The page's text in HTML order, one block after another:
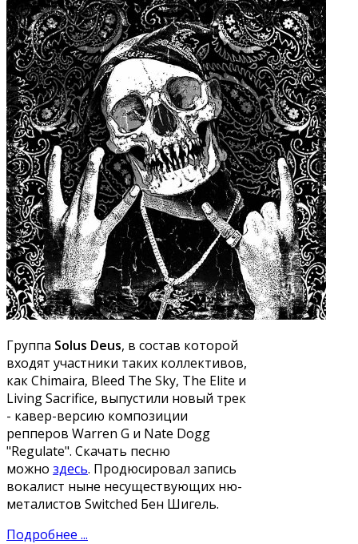
Группа Solus Deus, в состав которой
входят участники таких коллективов,
как Chimaira, Bleed The Sky, The Elite и
Living Sacrifice, выпустили новый трек
- кавер-версию композиции
репперов Warren G и Nate Dogg
"Regulate". Скачать песню
можно здесь. Продюсировал запись
вокалист ныне несуществующих ню-
металистов Switched Бен Шигель.
Подробнее ...